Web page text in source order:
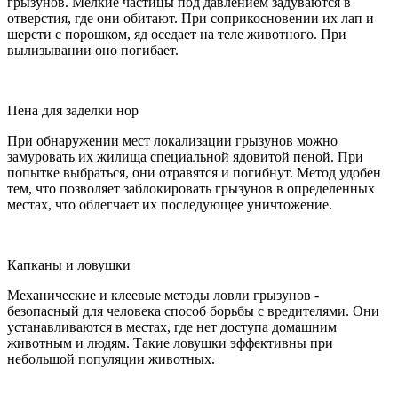
отверстия, где они обитают. При соприкосновении их лап и
шерсти с порошком, яд оседает на теле животного. При
вылизывании оно погибает.
Пена для заделки нор
При обнаружении мест локализации грызунов можно
замуровать их жилища специальной ядовитой пеной. При
попытке выбраться, они отравятся и погибнут. Метод удобен
тем, что позволяет заблокировать грызунов в определенных
местах, что облегчает их последующее уничтожение.
Капканы и ловушки
Механические и клеевые методы ловли грызунов -
безопасный для человека способ борьбы с вредителями. Они
устанавливаются в местах, где нет доступа домашним
животным и людям. Такие ловушки эффективны при
небольшой популяции животных.